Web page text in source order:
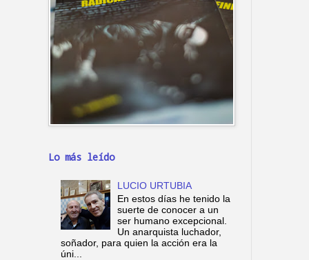
Lo más leído
LUCIO URTUBIA
En estos días he tenido la
suerte de conocer a un
ser humano excepcional.
Un anarquista luchador,
soñador, para quien la acción era la
úni...